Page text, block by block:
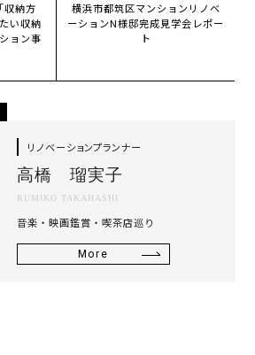
収納方
い収納
ョン事
横浜市都筑区マンションリノベ
ーションN様邸完成見学会レポー
ト
リノベーションプランナー
高橋 瑠実子
RUMIKO TAKAHASHI
音楽・映画鑑賞・喫茶店巡り
More